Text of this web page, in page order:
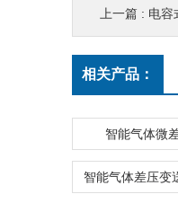
上一篇 : 电容
相关产品：
智能气体微